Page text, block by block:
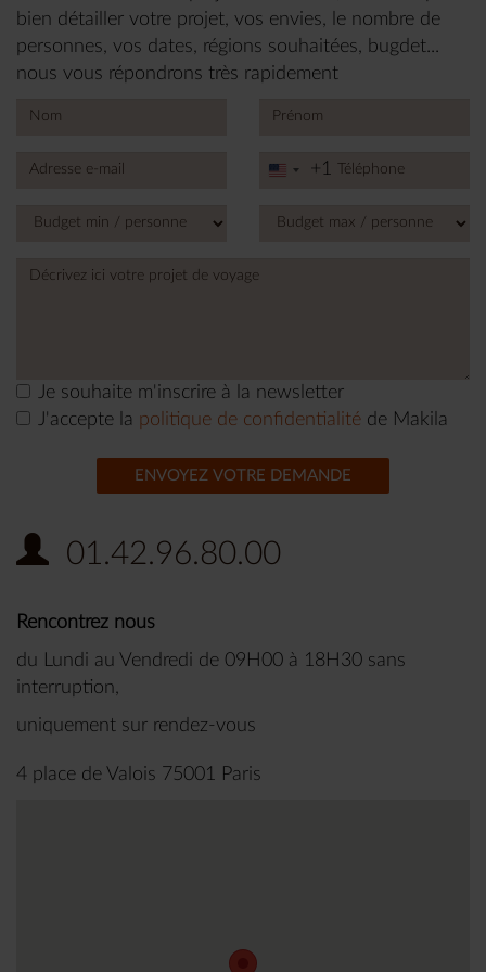
bien détailler votre projet, vos envies, le nombre de
personnes, vos dates, régions souhaitées, bugdet...
nous vous répondrons très rapidement
United
+1
+1
Je souhaite m'inscrire à la newsletter
J'accepte la politique de confidentialité de Makila
ENVOYEZ VOTRE DEMANDE
01.42.96.80.00
Rencontrez nous
du Lundi au Vendredi de 09H00 à 18H30 sans
interruption,
uniquement sur rendez-vous
4 place de Valois 75001 Paris